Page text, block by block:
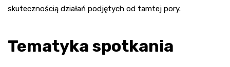
skutecznością działań podjętych od tamtej pory.
Tematyka spotkania